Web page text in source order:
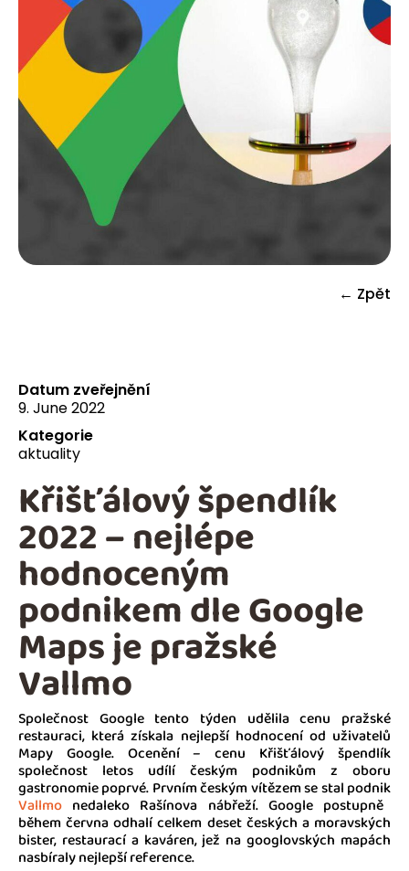
← Zpět
Datum zveřejnění
9. June 2022
Kategorie
aktuality
Společnost Google tento týden udělila cenu pražské
restauraci, která získala nejlepší hodnocení od uživatelů
Mapy Google. Ocenění – cenu Křišťálový špendlík
společnost letos udílí českým podnikům z oboru
gastronomie poprvé. Prvním českým vítězem se stal podnik
Vallmo nedaleko Rašínova nábřeží. Google postupně
během června odhalí celkem deset českých a moravských
bister, restaurací a kaváren, jež na googlovských mapách
nasbíraly nejlepší reference.
Křišťálový špendlík
2022 – nejlépe
hodnoceným
podnikem dle Google
Maps je pražské
Vallmo